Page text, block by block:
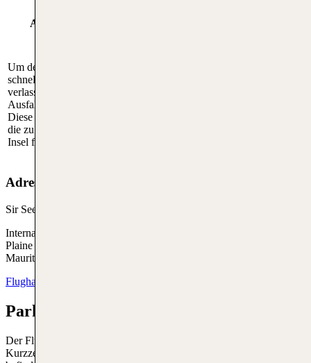
Abreise mit dem Auto
Um den Flughafen Mauritius
schnell mit dem Auto zu
verlassen, nimm die direkte
Ausfahrt auf die M2 Autobahn.
Diese führt zu den Hauptstraßen,
die zu verschiedenen Teilen der
Insel führen.
Adresse vom MRU
Sir Seewoosagur Ramgoolam
International Airport,
Plaine Magnien,
Mauritius
Flughafenwebsite
Parken am Flughafen Mauritius
Der Flughafen bietet mehrere Parkmöglichkeiten, die sowohl für
Kurzzeit- als auch für Langzeitparker geeignet sind. Die Parkplätze